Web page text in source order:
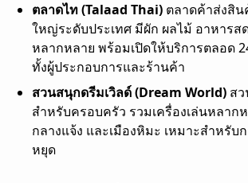
ตลาดไท (Talaad Thai) ตลาดค้าส่งสิ
ใหญ่ระดับประเทศ มีผัก ผลไม้ อาหารส
หลากหลาย พร้อมเปิดให้บริการตลอด
ทั้งผู้ประกอบการและร้านค้า
สวนสนุกดรีมเวิลด์ (Dream World) ส
สำหรับครอบครัว รวมเครื่องเล่นหลาก
กลางแจ้ง และเมืองหิมะ เหมาะสำหรั
หยุด